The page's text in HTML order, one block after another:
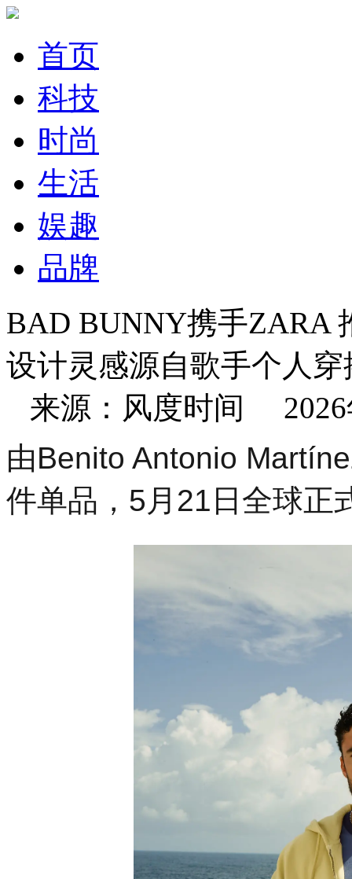
首页
科技
时尚
生活
娱趣
品牌
BAD BUNNY携手ZARA
设计灵感源自歌手个人
来源：风度时间 2026
由Benito Antonio
件单品，5月21日全球正